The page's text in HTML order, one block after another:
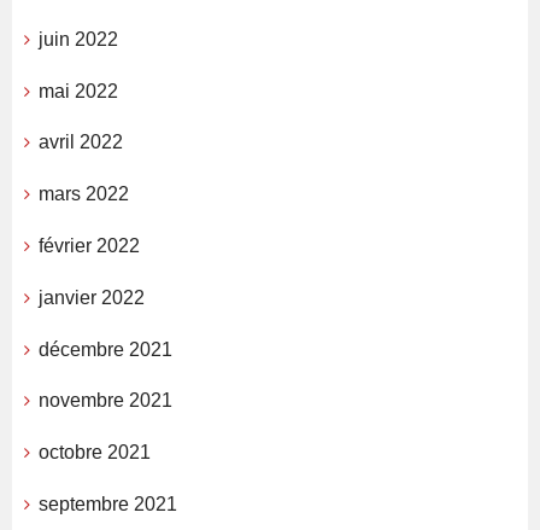
juin 2022
mai 2022
avril 2022
mars 2022
février 2022
janvier 2022
décembre 2021
novembre 2021
octobre 2021
septembre 2021